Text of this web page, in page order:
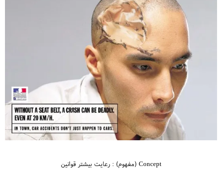
Concept (مفهوم) : رعایت بیشتر قوانین